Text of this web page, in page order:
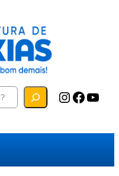
Instagram Facebook YouTube